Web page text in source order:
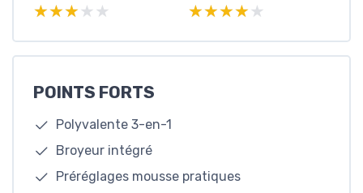
★★★★★
★★★★★ ★★★★★
★★★★★
POINTS FORTS
Polyvalente 3-en-1
Broyeur intégré
Préréglages mousse pratiques